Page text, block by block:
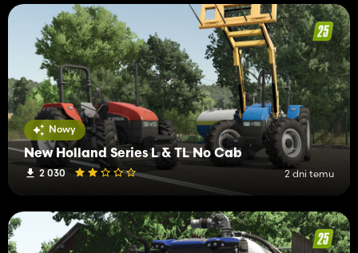
Nowy
New Holland Series L & TL No Cab
2 030 2 dni temu